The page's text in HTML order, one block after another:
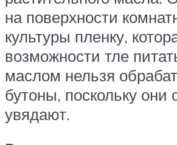
на поверхности
культуры пленку,
возможности тле
маслом нельзя
бутоны, поскольку они
увядают.